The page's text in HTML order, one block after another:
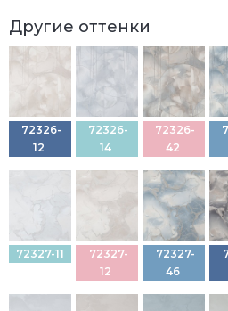
Другие оттенки
72326-
12
72326-
14
72326-
42
72327-11
72327-
12
72327-
46